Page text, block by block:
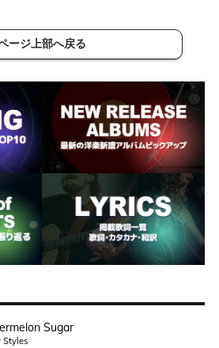
ージ上部へ戻る
Sugar
Styles